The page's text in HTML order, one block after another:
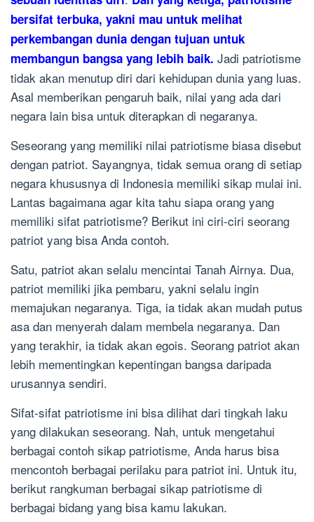
bersifat terbuka, yakni mau untuk melihat
perkembangan dunia dengan tujuan untuk
membangun bangsa yang lebih baik. Jadi patriotisme
tidak akan menutup diri dari kehidupan dunia yang luas.
Asal memberikan pengaruh baik, nilai yang ada dari
negara lain bisa untuk diterapkan di negaranya.
Seseorang yang memiliki nilai patriotisme biasa disebut
dengan patriot. Sayangnya, tidak semua orang di setiap
negara khususnya di Indonesia memiliki sikap mulai ini.
Lantas bagaimana agar kita tahu siapa orang yang
memiliki sifat patriotisme? Berikut ini ciri-ciri seorang
patriot yang bisa Anda contoh.
Satu, patriot akan selalu mencintai Tanah Airnya. Dua,
patriot memiliki jika pembaru, yakni selalu ingin
memajukan negaranya. Tiga, ia tidak akan mudah putus
asa dan menyerah dalam membela negaranya. Dan
yang terakhir, ia tidak akan egois. Seorang patriot akan
lebih mementingkan kepentingan bangsa daripada
urusannya sendiri.
Sifat-sifat patriotisme ini bisa dilihat dari tingkah laku
yang dilakukan seseorang. Nah, untuk mengetahui
berbagai contoh sikap patriotisme, Anda harus bisa
mencontoh berbagai perilaku para patriot ini. Untuk itu,
berikut rangkuman berbagai sikap patriotisme di
berbagai bidang yang bisa kamu lakukan.